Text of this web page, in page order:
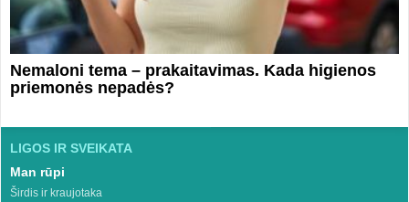
Nemaloni tema – prakaitavimas. Kada higienos
priemonės nepadės?
LIGOS IR SVEIKATA
Man rūpi
Širdis ir kraujotaka